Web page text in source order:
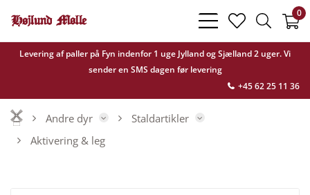
Levering af paller på Fyn indenfor 1 uge Jylland og Sjælland 2 uger. Vi
sender en SMS dagen før levering
+45 62 25 11 36
bars
light
heart
light
search
light
0
Andre dyr
Staldartikler
Aktivering & leg